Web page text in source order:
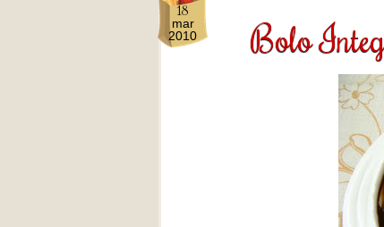
18
mar
2010
Bolo